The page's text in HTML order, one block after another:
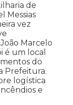
de
Messias
vez
Marcelo
é um local
do
Prefeitura.
logística
e